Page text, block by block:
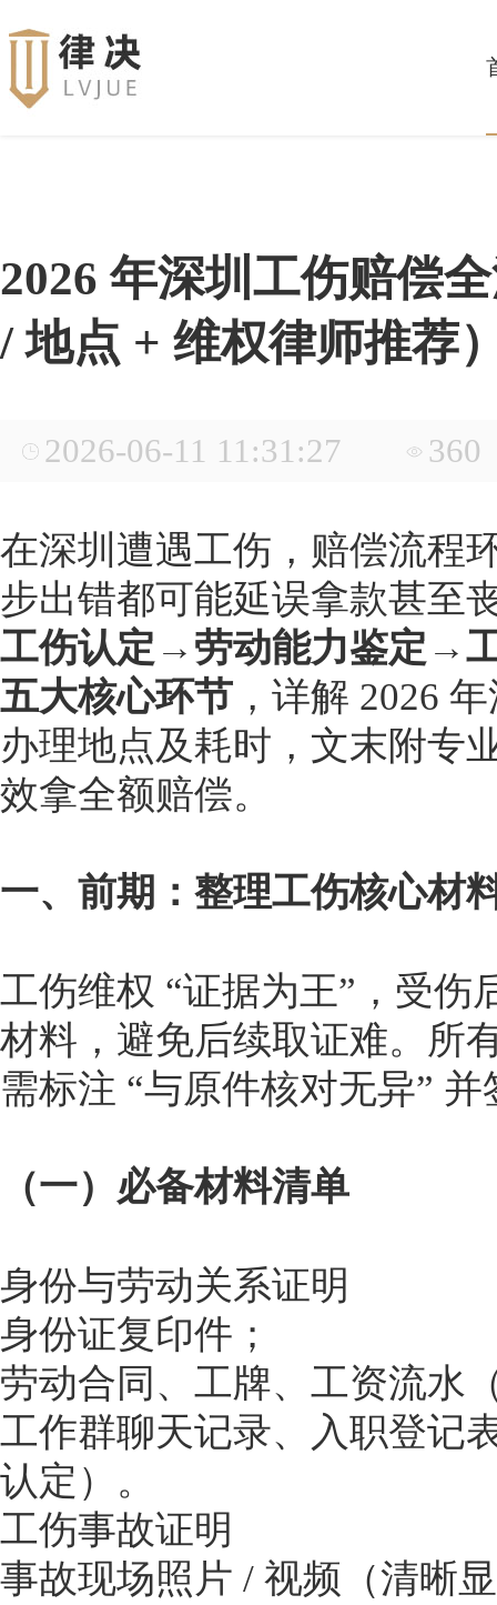
2026 年深圳工伤赔偿
/ 地点 + 维权律师推荐
2026-06-11 11:31:27 360
在深圳遭遇工伤，赔偿流程
步出错都可能延误拿款甚至
工伤认定→劳动能力鉴定→
五大核心环节 ，详解 2026
办理地点及耗时，文末附专
效拿全额赔偿。
一、前期：整理工伤核心材
工伤维权 “证据为王”，受伤
材料，避免后续取证难。所
需标注 “与原件核对无异” 并
（一）必备材料清单
身份与劳动关系证明
身份证复印件；
劳动合同、工牌、工资流水
工作群聊天记录、入职登记
认定）。
工伤事故证明
事故现场照片 / 视频（清晰